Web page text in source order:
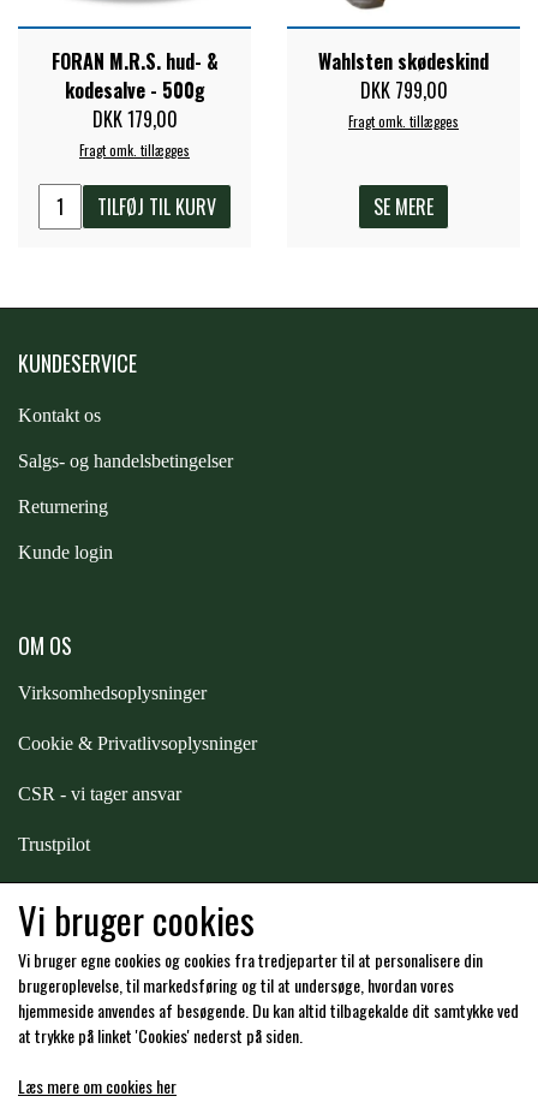
PREMIER EQUINE KØLETERAPI
PREMIER EQUINE GROOMING & STALD
LEMIEUX
MUSTAD
STUD MUFFIN
TIMER GPS
WAHLSTEN
WALDHAUSEN
FORAN M.R.S. hud- &
kodesalve - 500g
DKK 179,00
Fragt omk. tillægges
TILFØJ TIL KURV
Wahlsten skødeskind
DKK 799,00
Fragt omk. tillægges
SE MERE
KUNDESERVICE
Kontakt os
Salgs- og handelsbetingelser
Returnering
Kunde login
OM OS
Virksomhedsoplysninger
Cookie & Privatlivsoplysninger
CSR - vi tager ansvar
Trustpilot
Hos os kan du betale med:
Vi bruger cookies
Vi bruger egne cookies og cookies fra tredjeparter til at personalisere din
brugeroplevelse, til markedsføring og til at undersøge, hvordan vores
hjemmeside anvendes af besøgende. Du kan altid tilbagekalde dit samtykke ved
at trykke på linket 'Cookies' nederst på siden.
Læs mere om cookies her